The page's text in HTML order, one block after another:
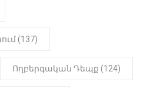
(137)
Ողբերգական Դեպք (124)